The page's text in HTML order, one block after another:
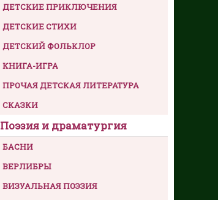
ДЕТСКИЕ ПРИКЛЮЧЕНИЯ
ДЕТСКИЕ СТИХИ
ДЕТСКИЙ ФОЛЬКЛОР
КНИГА-ИГРА
ПРОЧАЯ ДЕТСКАЯ ЛИТЕРАТУРА
СКАЗКИ
Поэзия и драматургия
БАСНИ
ВЕРЛИБРЫ
ВИЗУАЛЬНАЯ ПОЭЗИЯ